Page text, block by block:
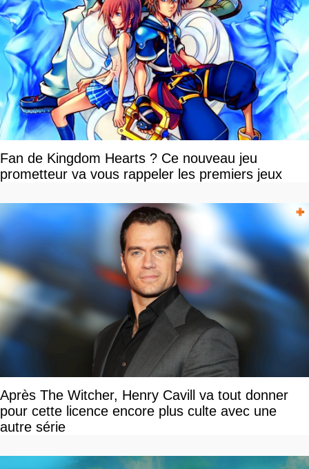
Fan de Kingdom Hearts ? Ce nouveau jeu
prometteur va vous rappeler les premiers jeux
Après The Witcher, Henry Cavill va tout donner
pour cette licence encore plus culte avec une
autre série